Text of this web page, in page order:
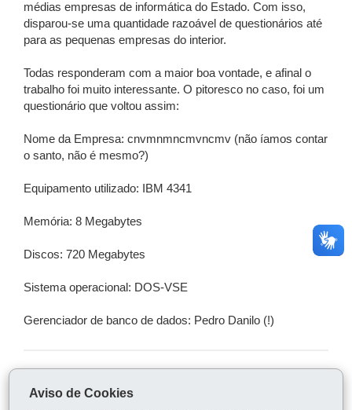
médias empresas de informática do Estado. Com isso,
disparou-se uma quantidade razoável de questionários até
para as pequenas empresas do interior.
Todas responderam com a maior boa vontade, e afinal o
trabalho foi muito interessante. O pitoresco no caso, foi um
questionário que voltou assim:
Nome da Empresa: cnvmnmncmvncmv (não íamos contar
o santo, não é mesmo?)
Equipamento utilizado: IBM 4341
Memória: 8 Megabytes
Discos: 720 Megabytes
Sistema operacional: DOS-VSE
Gerenciador de banco de dados: Pedro Danilo (!)
Aviso de Cookies